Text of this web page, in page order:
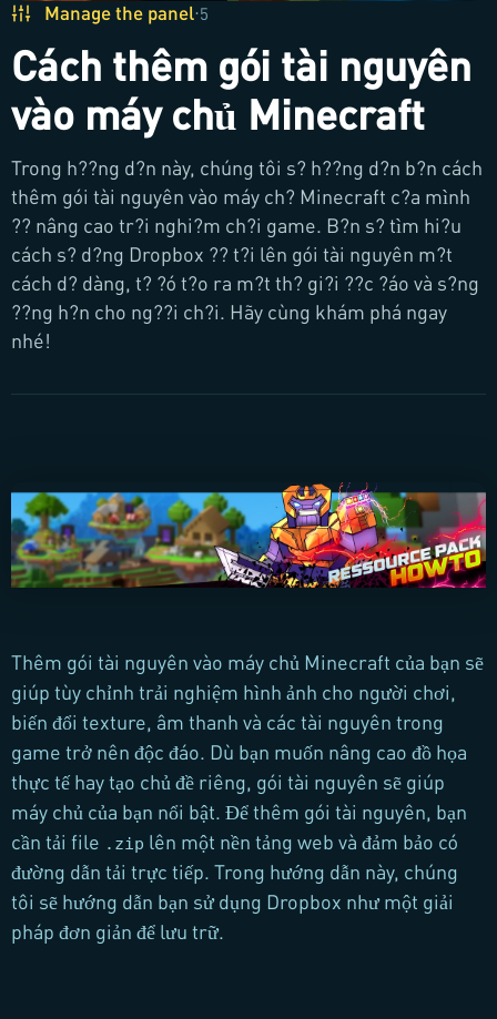
Manage the panel·5
Cách thêm gói tài nguyên
vào máy chủ Minecraft
Trong h??ng d?n này, chúng tôi s? h??ng d?n b?n cách
thêm gói tài nguyên vào máy ch? Minecraft c?a mình
?? nâng cao tr?i nghi?m ch?i game. B?n s? tìm hi?u
cách s? d?ng Dropbox ?? t?i lên gói tài nguyên m?t
cách d? dàng, t? ?ó t?o ra m?t th? gi?i ??c ?áo và s?ng
??ng h?n cho ng??i ch?i. Hãy cùng khám phá ngay
nhé!
Thêm gói tài nguyên vào máy chủ Minecraft của bạn sẽ
giúp tùy chỉnh trải nghiệm hình ảnh cho người chơi,
biến đổi texture, âm thanh và các tài nguyên trong
game trở nên độc đáo. Dù bạn muốn nâng cao đồ họa
thực tế hay tạo chủ đề riêng, gói tài nguyên sẽ giúp
máy chủ của bạn nổi bật. Để thêm gói tài nguyên, bạn
cần tải file .zip lên một nền tảng web và đảm bảo có
đường dẫn tải trực tiếp. Trong hướng dẫn này, chúng
tôi sẽ hướng dẫn bạn sử dụng Dropbox như một giải
pháp đơn giản để lưu trữ.